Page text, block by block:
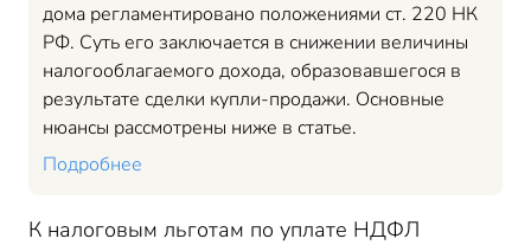
дома регламентировано положениями ст. 220 НК
РФ. Суть его заключается в снижении величины
налогооблагаемого дохода, образовавшегося в
результате сделки купли-продажи. Основные
нюансы рассмотрены ниже в статье.
Подробнее
К налоговым льготам по уплате НДФЛ